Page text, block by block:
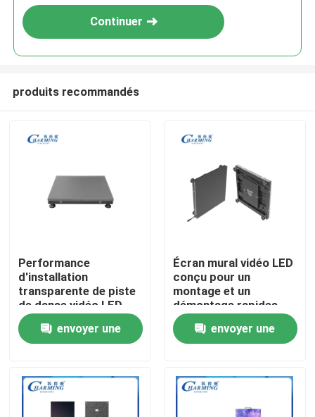
Aperçu
Continuer
produits recommandés
Performance
d'installation
transparente de piste
de danse vidéo LED
professionnelle et
image vive pour les
applications
envoyer une
Écran mural vidéo LED
conçu pour un
montage et un
démontage rapides
permettant un
déploiement flexible
lors des salons
envoyer une